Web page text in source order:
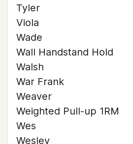
Tyler
Viola
Wade
Wall Handstand Hold
Walsh
War Frank
Weaver
Weighted Pull-up 1RM
Wes
Wesley